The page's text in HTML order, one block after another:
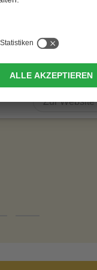
Innichen
Zur Website